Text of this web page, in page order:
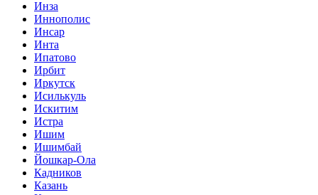
Инза
Иннополис
Инсар
Инта
Ипатово
Ирбит
Иркутск
Исилькуль
Искитим
Истра
Ишим
Ишимбай
Йошкар-Ола
Кадников
Казань